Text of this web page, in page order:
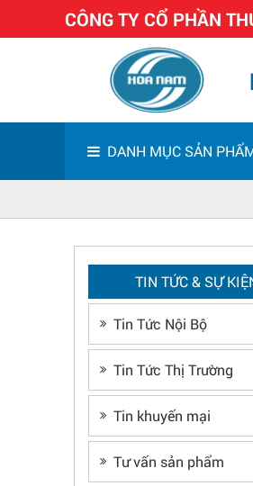
CÔNG TY CỔ PHẦN
DANH MỤC SẢN
TIN TỨC & SỰ
Tin Tức Nội Bộ
Tin Tức Thị Trường
Tin khuyến mại
Tư vấn sản phẩm
Chương
xây
thương